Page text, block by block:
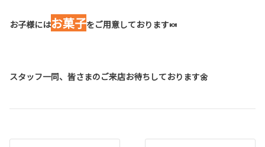
お子様にはお菓子をご用意しております🍬
スタッフ一同、皆さまのご来店お待ちしております🌼